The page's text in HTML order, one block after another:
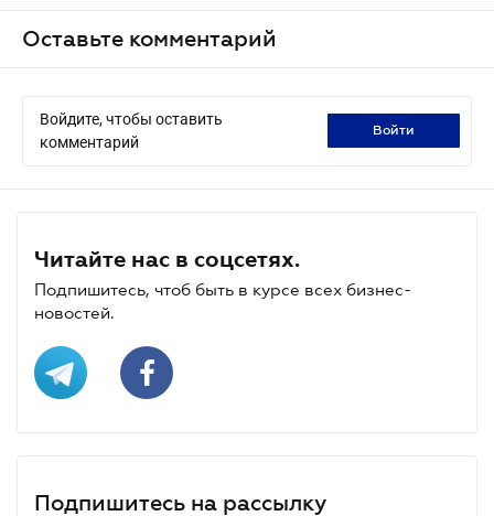
Оставьте комментарий
Войдите, чтобы оставить
комментарий
войти
Читайте нас в соцсетях.
Подпишитесь, чтоб быть в курсе всех бизнес-
новостей.
Подпишитесь на рассылку